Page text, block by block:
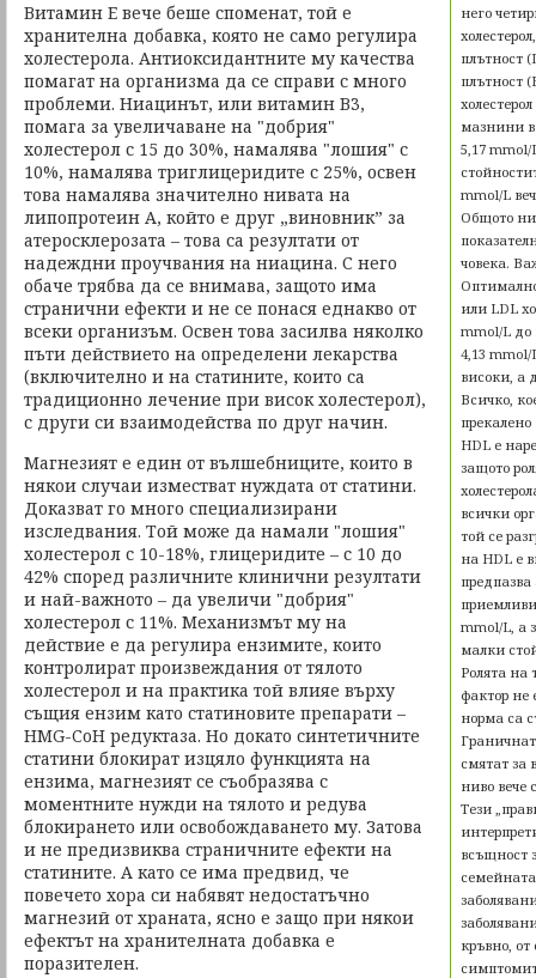
него
плътност
плътност
мазнини в
5,17 mmol/
mmol/L
Общото
човека.
или LDL
mmol/L до
4,13 mmol/
високи, а
Всичко,
HDL е
защото
всички
той се
на HDL е
mmol/L, а
малки
Ролята на
фактор не
норма са
смятат за
ниво вече
Тези
всъщност
кръвно, от
Витамин Е вече беше споменат, той е
хранителна добавка, която не само регулира
холестерола. Антиоксидантните му качества
помагат на организма да се справи с много
проблеми. Ниацинът, или витамин B3,
помага за увеличаване на "добрия"
холестерол с 15 до 30%, намалява "лошия" с
10%, намалява триглицеридите с 25%, освен
това намалява значително нивата на
липопротеин А, който е друг „виновник” за
атеросклерозата – това са резултати от
надеждни проучвания на ниацина. С него
обаче трябва да се внимава, защото има
странични ефекти и не се понася еднакво от
всеки организъм. Освен това засилва няколко
пъти действието на определени лекарства
(включително и на статините, които са
традиционно лечение при висок холестерол),
с други си взаимодейства по друг начин.
Магнезият е един от вълшебниците, които в
някои случаи изместват нуждата от статини.
Доказват го много специализирани
изследвания. Той може да намали "лошия"
холестерол с 10-18%, глицеридите – с 10 до
42% според различните клинични резултати
и най-важното – да увеличи "добрия"
холестерол с 11%. Механизмът му на
действие е да регулира ензимите, които
контролират произвеждания от тялото
холестерол и на практика той влияе върху
същия ензим като статиновите препарати –
HMG-CoH редуктаза. Но докато синтетичните
статини блокират изцяло функцията на
ензима, магнезият се съобразява с
моментните нужди на тялото и редува
блокирането или освобождаването му. Затова
и не предизвиква страничните ефекти на
статините. А като се има предвид, че
повечето хора си набявят недостатъчно
магнезий от храната, ясно е защо при някои
ефектът на хранителната добавка е
поразителен.